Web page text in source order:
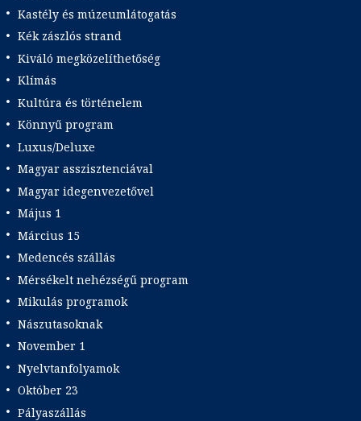
Kastély és múzeumlátogatás
Kék zászlós strand
Kiváló megközelíthetőség
Klímás
Kultúra és történelem
Könnyű program
Luxus/Deluxe
Magyar asszisztenciával
Magyar idegenvezetővel
Május 1
Március 15
Medencés szállás
Mérsékelt nehézségű program
Mikulás programok
Nászutasoknak
November 1
Nyelvtanfolyamok
Október 23
Pályaszállás